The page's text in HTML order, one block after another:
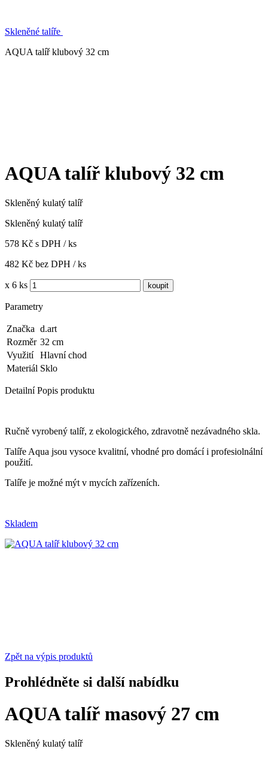
Skleněné talíře
AQUA talíř klubový 32 cm
AQUA talíř klubový 32 cm
Skleněný kulatý talíř
Skleněný kulatý talíř
578 Kč s DPH / ks
482 Kč bez DPH / ks
x 6 ks
Parametry
Značka d.art
Rozměr 32 cm
Využití
Hlavní chod
Materiál Sklo
Detailní Popis produktu
Ručně vyrobený talíř, z ekologického, zdravotně nezávadného skla.
Talíře Aqua jsou vysoce kvalitní, vhodné pro domácí i profesiolnální
použití.
Talíře je možné mýt v mycích zařízeních.
Skladem
Zpět na výpis produktů
Prohlédněte si další nabídku
AQUA talíř masový 27 cm
Skleněný kulatý talíř